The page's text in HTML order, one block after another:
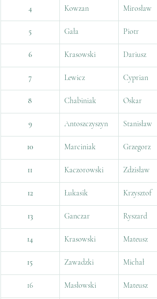
4 Kowzan Mirosław
5 Gała Piotr
6 Krasowski Dariusz
7 Lewicz Cyprian
8 Chabiniak Oskar
9 Antoszczyszyn Stanisław
10 Marciniak Grzegorz
11 Kaczorowski Zdzisław
12 Łukasik Krzysztof
13 Ganczar Ryszard
14 Krasowski Mateusz
15 Zawadzki Michał
16 Masłowski Mateusz